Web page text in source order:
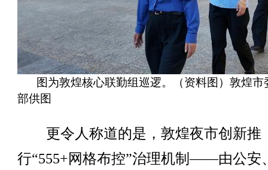
图为敦煌核心联勤组巡逻。（资料图）敦煌市
部供图
更令人称道的是，敦煌夜市创新推
行“555+网格布控”治理机制——由公安